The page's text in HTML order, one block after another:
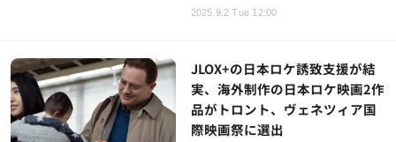
2025.9.2 Tue 12:00
JLOX+の日本ロケ誘致支援が結
実、海外制作の日本ロケ映画2作
品がトロント、ヴェネツィア国
際映画祭に選出